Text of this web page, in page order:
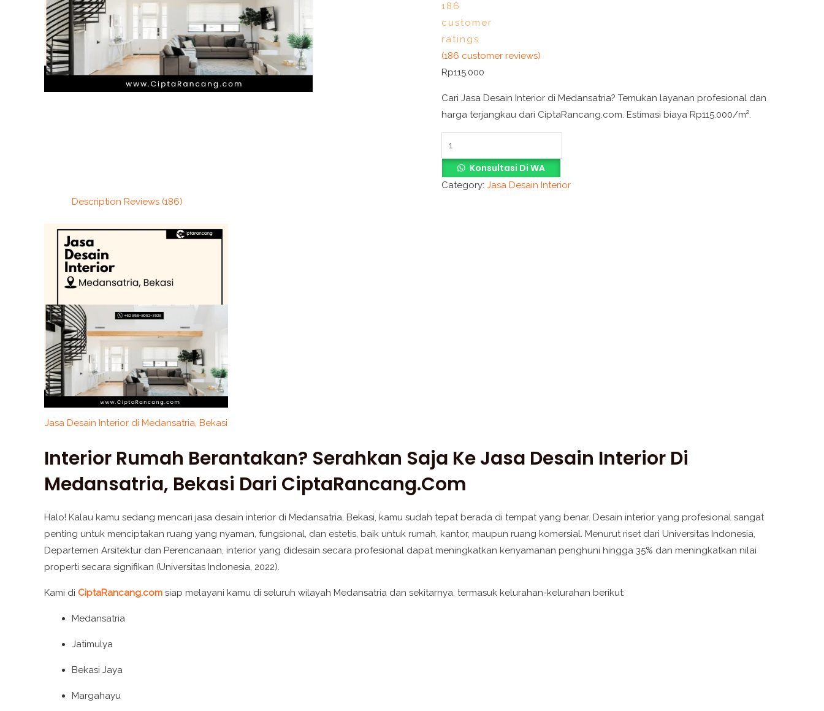
186
customer
ratings
(186 customer reviews)
Rp115.000
Cari Jasa Desain Interior di Medansatria? Temukan layanan profesional dan
harga terjangkau dari CiptaRancang.com. Estimasi biaya Rp115.000/m².
Konsultasi Di WA
Category: Jasa Desain Interior
Description Reviews (186)
Jasa Desain Interior di Medansatria, Bekasi
Interior Rumah Berantakan? Serahkan Saja Ke Jasa Desain Interior Di
Medansatria, Bekasi Dari CiptaRancang.com
Halo! Kalau kamu sedang mencari jasa desain interior di Medansatria, Bekasi, kamu sudah tepat berada di tempat yang benar. Desain interior yang profesional sangat
penting untuk menciptakan ruang yang nyaman, fungsional, dan estetis, baik untuk rumah, kantor, maupun ruang komersial. Menurut riset dari Universitas Indonesia,
Departemen Arsitektur dan Perencanaan, interior yang didesain secara profesional dapat meningkatkan kenyamanan penghuni hingga 35% dan meningkatkan nilai
properti secara signifikan (Universitas Indonesia, 2022).
Kami di CiptaRancang.com siap melayani kamu di seluruh wilayah Medansatria dan sekitarnya, termasuk kelurahan-kelurahan berikut:
Medansatria
Jatimulya
Bekasi Jaya
Margahayu